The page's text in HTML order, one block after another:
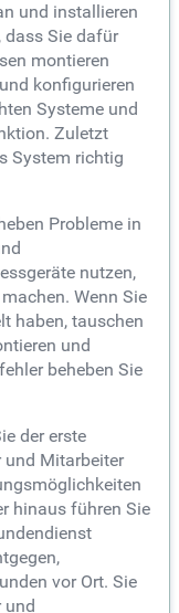
und installieren
dass Sie dafür
montieren
konfigurieren
Systeme und
Zuletzt
System richtig
Probleme in
nutzen,
Wenn Sie
haben, tauschen
und
beheben Sie
der erste
und Mitarbeiter
hinaus führen Sie
vor Ort. Sie
und